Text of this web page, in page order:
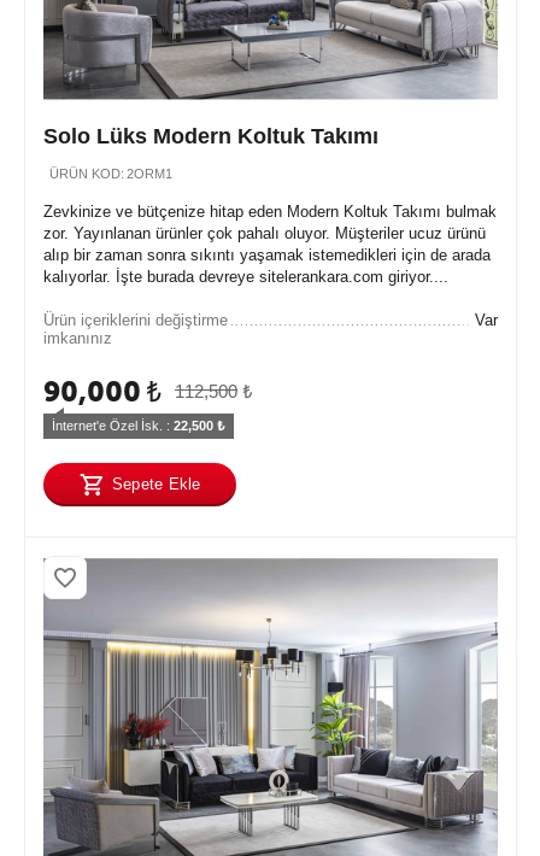
Solo Lüks Modern Koltuk Takımı
ÜRÜN KOD: 2ORM1
Zevkinize ve bütçenize hitap eden Modern Koltuk Takımı bulmak
zor. Yayınlanan ürünler çok pahalı oluyor. Müşteriler ucuz ürünü
alıp bir zaman sonra sıkıntı yaşamak istemedikleri için de arada
kalıyorlar. İşte burada devreye sitelerankara.com giriyor....
Ürün içeriklerini değiştirme
imkanınız
Var
112,500 ₺
90,000 ₺
İnternet'e Özel İsk. : 22,500 ₺
Sepete Ekle